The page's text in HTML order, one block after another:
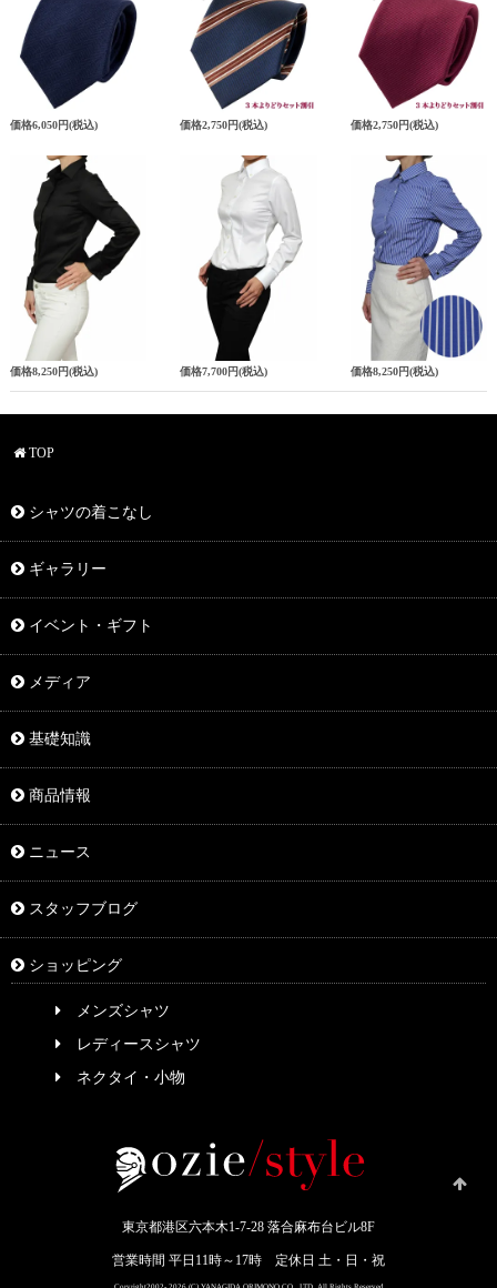
価格6,050円(税込) 価格2,750円(税込) 価格2,750円(税込)
価格8,250円(税込) 価格7,700円(税込) 価格8,250円(税込)
TOP
シャツの着こなし
ギャラリー
イベント・ギフト
メディア
基礎知識
商品情報
ニュース
スタッフブログ
ショッピング
メンズシャツ
レディースシャツ
ネクタイ・小物
東京都港区六本木1-7-28 落合麻布台ビル8F
営業時間 平日11時～17時 定休日 土・日・祝